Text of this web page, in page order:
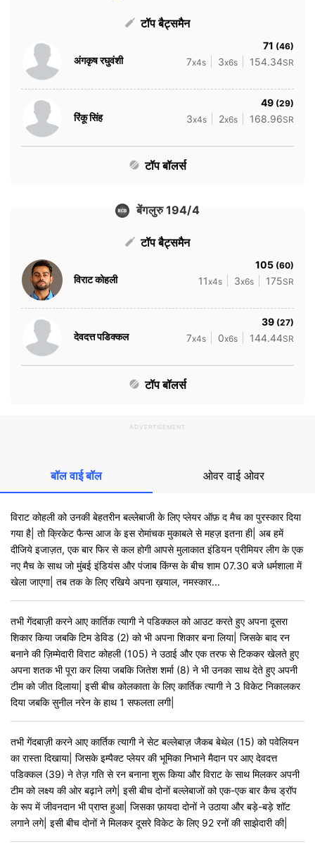
टॉप बैट्समैन
अंगकृष रघुवंशी
71 (46)
7x4s 3x6s 154.34SR
रिंकू सिंह
49 (29)
3x4s 2x6s 168.96SR
टॉप बॉलर्स
बेंगलुरु 194/4
टॉप बैट्समैन
विराट कोहली
105 (60)
11x4s 3x6s 175SR
देवदत्त पडिक्कल
39 (27)
7x4s 0x6s 144.44SR
टॉप बॉलर्स
ADVERTISEMENT
बॉल वाई बॉल ओवर वाई ओवर
विराट कोहली को उनकी बेहतरीन बल्लेबाजी के लिए प्लेयर ऑफ़ द मैच का पुरस्कार दिया
गया है| तो क्रिकेट फैन्स आज के इस रोमांचक मुकाबले से महज़ इतना ही| अब हमें
दीजिये इजाज़त, एक बार फिर से कल होगी आपसे मुलाकात इंडियन प्रीमियर लीग के एक
नए मैच के साथ जो मुंबई इंडियंस और पंजाब किंग्स के बीच शाम 07.30 बजे धर्मशाला में
खेला जाएगा| तब तक के लिए रखिये अपना ख़याल, नमस्कार...
तभी गेंदबाज़ी करने आए कार्तिक त्यागी ने पडिक्कल को आउट करते हुए अपना दूसरा
शिकार किया जबकि टिम डेविड (2) को भी अपना शिकार बना लिया| जिसके बाद रन
बनाने की ज़िम्मेदारी विराट कोहली (105) ने उठाई और एक तरफ से टिककर खेलते हुए
अपना शतक भी पूरा कर लिया जबकि जितेश शर्मा (8) ने भी उनका साथ देते हुए अपनी
टीम को जीत दिलाया| इसी बीच कोलकाता के लिए कार्तिक त्यागी ने 3 विकेट निकालकर
दिया जबकि सुनील नरेन के हाथ 1 सफलता लगी|
तभी गेंदबाज़ी करने आए कार्तिक त्यागी ने सेट बल्लेबाज़ जैकब बेथेल (15) को पवेलियन
का रास्ता दिखाया| जिसके इम्पैक्ट प्लेयर की भूमिका निभाने मैदान पर आए देवदत्त
पडिक्कल (39) ने तेज़ गति से रन बनाना शुरू किया और विराट के साथ मिलकर अपनी
टीम को लक्ष्य की ओर बढ़ाने लगे| इसी बीच दोनों बल्लेबाजों को एक-एक बार कैच ड्रॉप
के रूप में जीवनदान भी प्राप्त हुआ| जिसका फ़ायदा दोनों ने उठाया और बड़े-बड़े शॉट
लगाने लगे| इसी बीच दोनों ने मिलकर दूसरे विकेट के लिए 92 रनों की साझेदारी की|